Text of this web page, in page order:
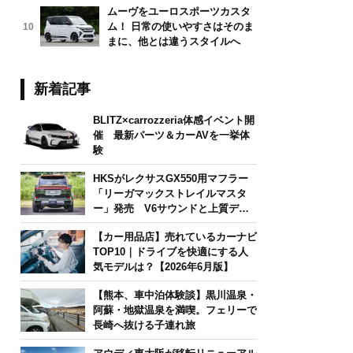
10
ムーヴをユーロスポーツカスタ
ム！ 日常の使いやすさはそのま
まに、他とは違うスタイルへ
新着記事
BLITZ×carrozzeria体感イベント開
催 最新パーツ＆カーAVを一挙体
験
HKSがレクサスGX550用マフラー
「リーガマックストレイルマスタ
ー」発売 V6サウンドと上質デザ
インを両立
【カー用品店】売れているカーナビ
TOP10｜ドライブを快適にする人
気モデルは？【2026年6月版】
【熊本、車中泊体験談】黒川温泉・
阿蘇・地獄温泉を満喫。フェリーで
長崎へ抜ける子連れ旅